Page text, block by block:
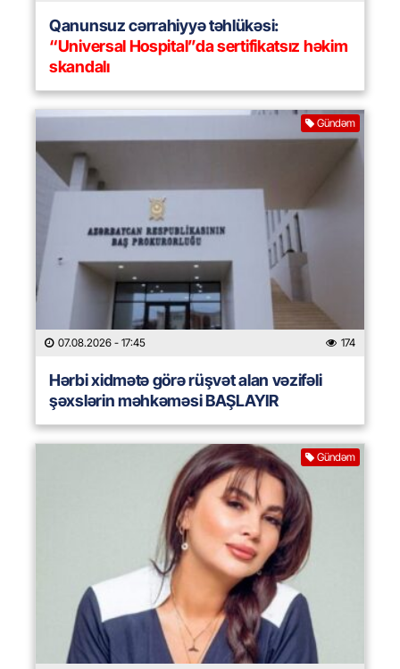
Qanunsuz cərrahiyyə təhlükəsi:
“Universal Hospital”da sertifikatsız həkim
skandalı
Gündəm
07.08.2026 - 17:45 174
Hərbi xidmətə görə rüşvət alan vəzifəli
şəxslərin məhkəməsi BAŞLAYIR
Gündəm